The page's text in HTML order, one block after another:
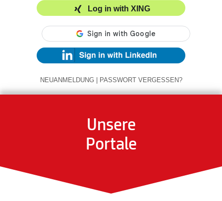
Log in with XING
NEUANMELDUNG | PASSWORT VERGESSEN?
Unsere
Portale